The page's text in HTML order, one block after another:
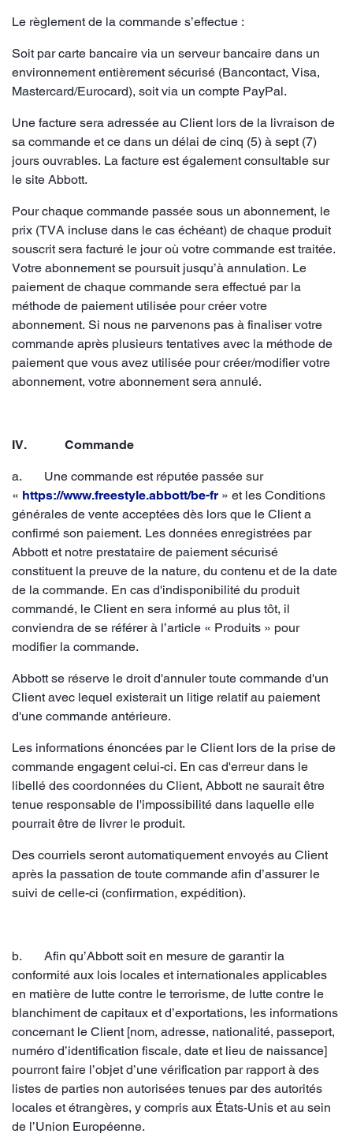
Le règlement de la commande s’effectue :
Soit par carte bancaire via un serveur bancaire dans un
environnement entièrement sécurisé (Bancontact, Visa,
Mastercard/Eurocard), soit via un compte PayPal.
Une facture sera adressée au Client lors de la livraison de
sa commande et ce dans un délai de cinq (5) à sept (7)
jours ouvrables. La facture est également consultable sur
le site Abbott.
Pour chaque commande passée sous un abonnement, le
prix (TVA incluse dans le cas échéant) de chaque produit
souscrit sera facturé le jour où votre commande est traitée.
Votre abonnement se poursuit jusqu’à annulation. Le
paiement de chaque commande sera effectué par la
méthode de paiement utilisée pour créer votre
abonnement. Si nous ne parvenons pas à finaliser votre
commande après plusieurs tentatives avec la méthode de
paiement que vous avez utilisée pour créer/modifier votre
abonnement, votre abonnement sera annulé.
IV. Commande
a. Une commande est réputée passée sur
« https://www.freestyle.abbott/be-fr » et les Conditions
générales de vente acceptées dès lors que le Client a
confirmé son paiement. Les données enregistrées par
Abbott et notre prestataire de paiement sécurisé
constituent la preuve de la nature, du contenu et de la date
de la commande. En cas d'indisponibilité du produit
commandé, le Client en sera informé au plus tôt, il
conviendra de se référer à l’article « Produits » pour
modifier la commande.
Abbott se réserve le droit d'annuler toute commande d'un
Client avec lequel existerait un litige relatif au paiement
d'une commande antérieure.
Les informations énoncées par le Client lors de la prise de
commande engagent celui-ci. En cas d'erreur dans le
libellé des coordonnées du Client, Abbott ne saurait être
tenue responsable de l'impossibilité dans laquelle elle
pourrait être de livrer le produit.
Des courriels seront automatiquement envoyés au Client
après la passation de toute commande afin d’assurer le
suivi de celle-ci (confirmation, expédition).
b. Afin qu’Abbott soit en mesure de garantir la
conformité aux lois locales et internationales applicables
en matière de lutte contre le terrorisme, de lutte contre le
blanchiment de capitaux et d’exportations, les informations
concernant le Client [nom, adresse, nationalité, passeport,
numéro d’identification fiscale, date et lieu de naissance]
pourront faire l’objet d’une vérification par rapport à des
listes de parties non autorisées tenues par des autorités
locales et étrangères, y compris aux États-Unis et au sein
de l’Union Européenne.